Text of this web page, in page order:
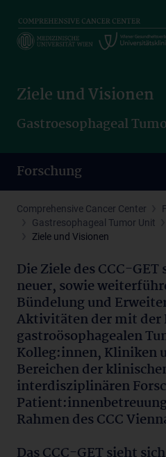
main
Ziele und Visionen
Gastroesophageal
Forschung
Comprehensive Cancer Center
Gastresophageal Tumor Unit
Ziele und Visionen
Die Ziele des CCC-
neuer, sowie
Bündelung und
Aktivitäten der mit der
gastroösophagealen
Kolleg:innen, Kliniken
Bereichen der
interdisziplinären
Rahmen des CCC